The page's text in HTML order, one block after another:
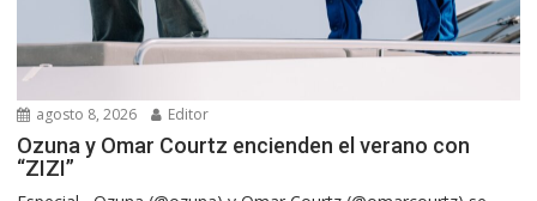
agosto 8, 2026 Editor
Ozuna y Omar Courtz encienden el verano con
“ZIZI”